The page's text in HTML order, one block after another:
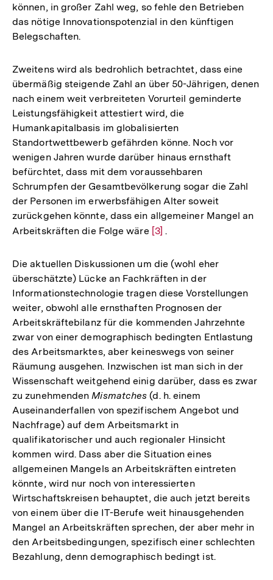
können, in großer Zahl weg, so fehle den Betrieben
das nötige Innovationspotenzial in den künftigen
Belegschaften.
Zweitens wird als bedrohlich betrachtet, dass eine
übermäßig steigende Zahl an über 50-Jährigen, denen
nach einem weit verbreiteten Vorurteil geminderte
Leistungsfähigkeit attestiert wird, die
Humankapitalbasis im globalisierten
Standortwettbewerb gefährden könne. Noch vor
wenigen Jahren wurde darüber hinaus ernsthaft
befürchtet, dass mit dem voraussehbaren
Schrumpfen der Gesamtbevölkerung sogar die Zahl
der Personen im erwerbsfähigen Alter soweit
zurückgehen könnte, dass ein allgemeiner Mangel an
Arbeitskräften die Folge wäre Zur
der
Fußnote
[3] .
Die aktuellen Diskussionen um die (wohl eher
überschätzte) Lücke an Fachkräften in der
Informationstechnologie tragen diese Vorstellungen
weiter, obwohl alle ernsthaften Prognosen der
Arbeitskräftebilanz für die kommenden Jahrzehnte
zwar von einer demographisch bedingten Entlastung
des Arbeitsmarktes, aber keineswegs von seiner
Räumung ausgehen. Inzwischen ist man sich in der
Wissenschaft weitgehend einig darüber, dass es zwar
zu zunehmenden Mismatches (d. h. einem
Auseinanderfallen von spezifischem Angebot und
Nachfrage) auf dem Arbeitsmarkt in
qualifikatorischer und auch regionaler Hinsicht
kommen wird. Dass aber die Situation eines
allgemeinen Mangels an Arbeitskräften eintreten
könnte, wird nur noch von interessierten
Wirtschaftskreisen behauptet, die auch jetzt bereits
von einem über die IT-Berufe weit hinausgehenden
Mangel an Arbeitskräften sprechen, der aber mehr in
den Arbeitsbedingungen, spezifisch einer schlechten
Bezahlung, denn demographisch bedingt ist.